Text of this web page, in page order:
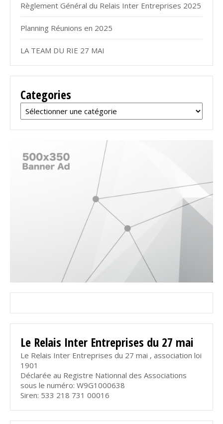
Règlement Général du Relais Inter Entreprises 2025
Planning Réunions en 2025
LA TEAM DU RIE 27 MAI
Categories
Categories
Le Relais Inter Entreprises du 27 mai
Le Relais Inter Entreprises du 27 mai , association loi
1901
Déclarée au Registre Nationnal des Associations
sous le numéro: W9G1000638
Siren: 533 218 731 00016